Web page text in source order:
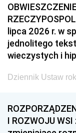
lipca 2026 r. w
jednolitego
wieczystych i
Dziennik Ustaw
I ROZWOJU